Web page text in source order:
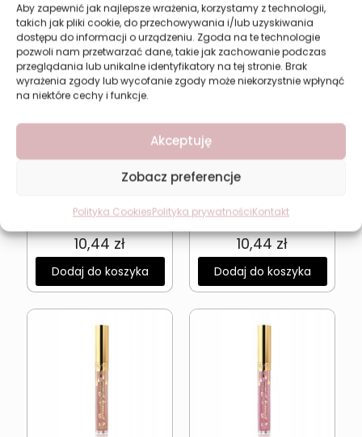
Aby zapewnić jak najlepsze wrażenia, korzystamy z technologii,
takich jak pliki cookie, do przechowywania i/lub uzyskiwania
dostępu do informacji o urządzeniu. Zgoda na te technologie
pozwoli nam przetwarzać dane, takie jak zachowanie podczas
przeglądania lub unikalne identyfikatory na tej stronie. Brak
wyrażenia zgody lub wycofanie zgody może niekorzystnie wpłynąć
na niektóre cechy i funkcje.
Akceptuję
Zobacz preferencje
Polityka CookiesPolityka prywatnościKontakt
do ust Revers Beauty
10,44zł
Dodaj do koszyka
do ust Revers Beauty
10,44zł
Dodaj do koszyka